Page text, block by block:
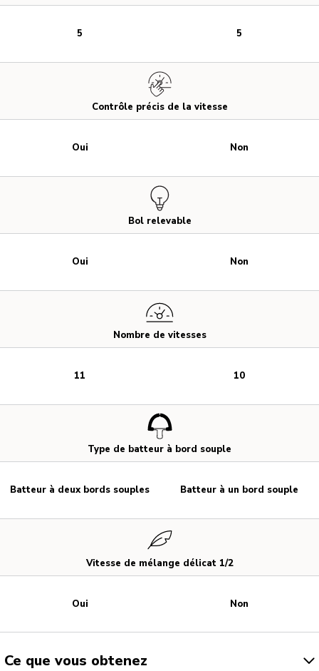
Contrôle précis de la vitesse
Bol relevable
Nombre de vitesses
Type de batteur à bord souple
Vitesse de mélange délicat 1/2
5
Oui
Oui
11
Batteur à deux bords souples
Oui
5
Non
Non
10
Batteur à un bord souple
Non
Ce que vous obtenez